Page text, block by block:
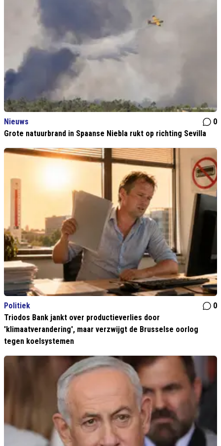
Nieuws
0
Grote natuurbrand in Spaanse Niebla rukt op richting Sevilla
Politiek
0
Triodos Bank jankt over productieverlies door
'klimaatverandering', maar verzwijgt de Brusselse oorlog
tegen koelsystemen